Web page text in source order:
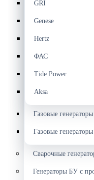
GRI
Genese
Hertz
ФАС
Tide Power
Aksa
Газовые
Газовые
Сварочные
Генераторы БУ с